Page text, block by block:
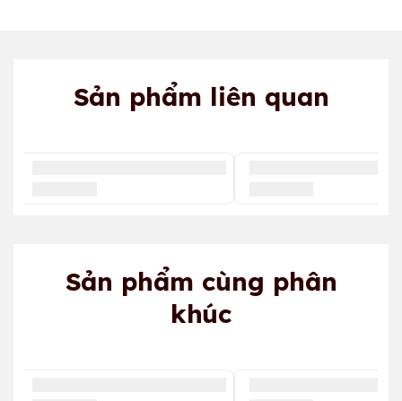
Sản phẩm liên quan
Sản phẩm cùng phân
khúc